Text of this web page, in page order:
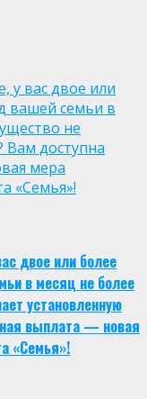
у вас двое или
вашей семьи в
не
Вам доступна
мера
«Семья»!
двое или более
в месяц не более
установленную
выплата — новая
«Семья»!